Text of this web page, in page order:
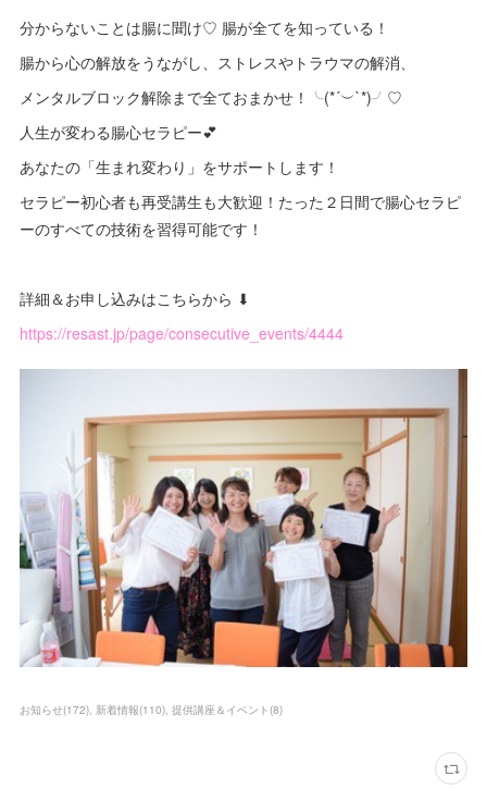
分からないことは腸に聞け♡ 腸が全てを知っている！
腸から心の解放をうながし、ストレスやトラウマの解消、
メンタルブロック解除まで全ておまかせ！╰(*´︶`*)╯♡
人生が変わる腸心セラピー💕
あなたの「生まれ変わり」をサポートします！
セラピー初心者も再受講生も大歓迎！たった２日間で腸心セラピ
ーのすべての技術を習得可能です！
詳細＆お申し込みはこちらから ⬇
https://resast.jp/page/consecutive_events/4444
お知らせ(172) 新着情報(110) 提供講座＆イベント (8)